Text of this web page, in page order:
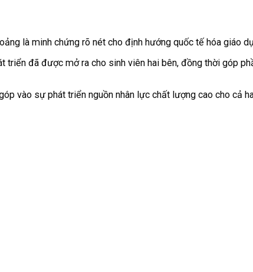
là minh chứng rõ nét cho định hướng quốc tế hóa giáo
triển đã được mở ra cho sinh viên hai bên, đồng thời góp
vào sự phát triển nguồn nhân lực chất lượng cao cho cả